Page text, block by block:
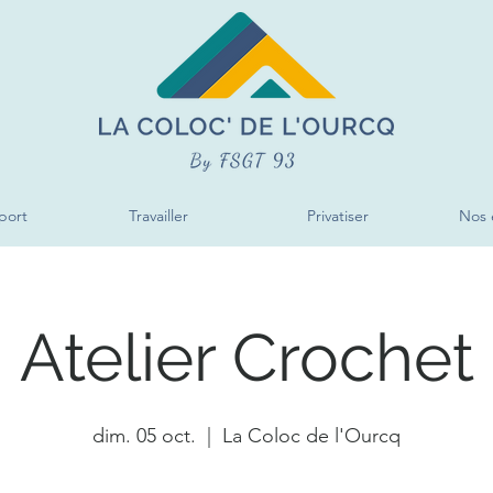
Travailler Privatiser Nos
Atelier Crochet
dim. 05 oct. La Coloc de l'Ourcq